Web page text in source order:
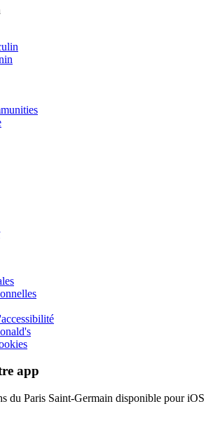
app
du Paris Saint-Germain disponible pour iOS